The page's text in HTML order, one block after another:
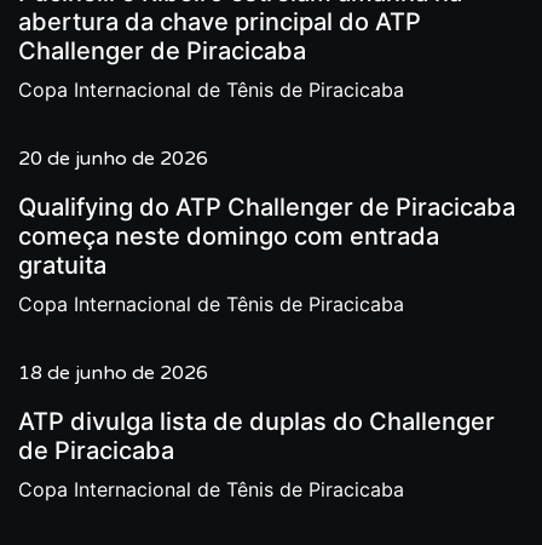
abertura da chave principal do ATP
Challenger de Piracicaba
Copa Internacional de Tênis de Piracicaba
20 de junho de 2026
Qualifying do ATP Challenger de Piracicaba
começa neste domingo com entrada
gratuita
Copa Internacional de Tênis de Piracicaba
18 de junho de 2026
ATP divulga lista de duplas do Challenger
de Piracicaba
Copa Internacional de Tênis de Piracicaba